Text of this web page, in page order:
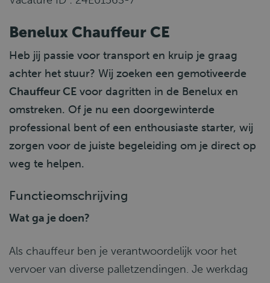
Benelux Chauffeur CE
Heb jij passie voor transport en kruip je graag
achter het stuur? Wij zoeken een gemotiveerde
Chauffeur CE voor dagritten in de Benelux en
omstreken. Of je nu een doorgewinterde
professional bent of een enthousiaste starter, wij
zorgen voor de juiste begeleiding om je direct op
weg te helpen.
Functieomschrijving
Wat ga je doen?
Als chauffeur ben je verantwoordelijk voor het
vervoer van diverse palletzendingen. Je werkdag